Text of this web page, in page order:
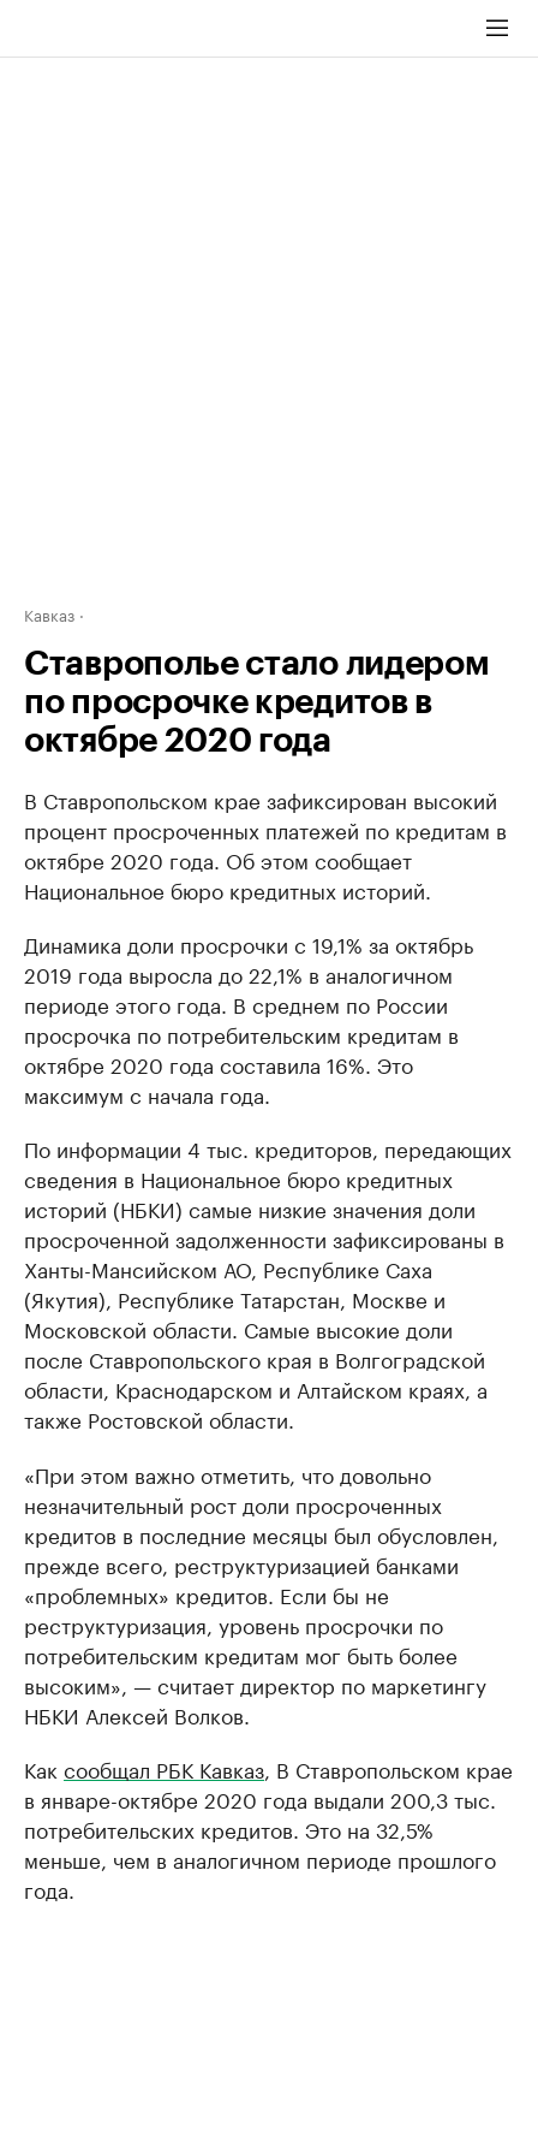
Кавказ
Ставрополье стало лидером
по просрочке кредитов в
октябре 2020 года
В Ставропольском крае зафиксирован высокий
процент просроченных платежей по кредитам в
октябре 2020 года. Об этом сообщает
Национальное бюро кредитных историй.
Динамика доли просрочки с 19,1% за октябрь
2019 года выросла до 22,1% в аналогичном
периоде этого года. В среднем по России
просрочка по потребительским кредитам в
октябре 2020 года составила 16%. Это
максимум с начала года.
По информации 4 тыс. кредиторов, передающих
сведения в Национальное бюро кредитных
историй (НБКИ) самые низкие значения доли
просроченной задолженности зафиксированы в
Ханты-Мансийском АО, Республике Саха
(Якутия), Республике Татарстан, Москве и
Московской области. Самые высокие доли
после Ставропольского края в Волгоградской
области, Краснодарском и Алтайском краях, а
также Ростовской области.
«При этом важно отметить, что довольно
незначительный рост доли просроченных
кредитов в последние месяцы был обусловлен,
прежде всего, реструктуризацией банками
«проблемных» кредитов. Если бы не
реструктуризация, уровень просрочки по
потребительским кредитам мог быть более
высоким», — считает директор по маркетингу
НБКИ Алексей Волков.
Как сообщал РБК Кавказ , В Ставропольском крае
в январе-октябре 2020 года выдали 200,3 тыс.
потребительских кредитов. Это на 32,5%
меньше, чем в аналогичном периоде прошлого
года.